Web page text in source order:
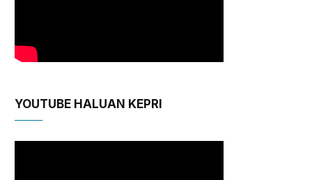
YOUTUBE HALUAN KEPRI